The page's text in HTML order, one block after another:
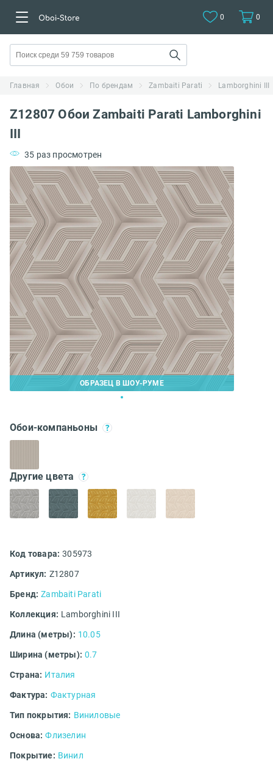
0 0
Главная Обои По брендам Zambaiti Parati Lamborghini III
Z12807 Обои Zambaiti Parati Lamborghini
III
35 раз просмотрен
ОБРАЗЕЦ В ШОУ-РУМЕ
Код товара: 305973
Артикул: Z12807
Бренд: Zambaiti Parati
Коллекция: Lamborghini III
Длина (метры): 10.05
Ширина (метры): 0.7
Страна: Италия
Фактура: Фактурная
Тип покрытия: Виниловые
Основа: Флизелин
Покрытие: Винил
Обои-компаньоны
Другие цвета